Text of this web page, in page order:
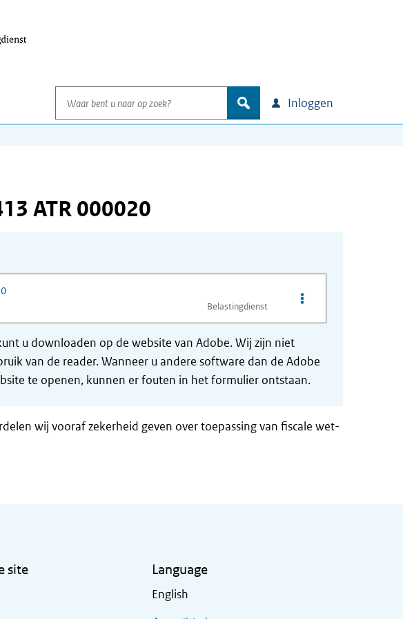
Waar bent u naar op zoek?
zoek Inloggen
ATR 000020
Belastingdienst
Opties van bestand
u downloaden op de website van Adobe. Wij zijn niet
van de reader. Wanneer u andere software dan de Adobe
te openen, kunnen er fouten in het formulier ontstaan.
wij vooraf zekerheid geven over toepassing van fiscale wet-
site Language
English